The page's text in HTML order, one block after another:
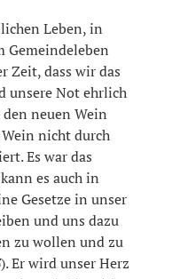
Leben, in
Gemeindeleben
Zeit, dass wir das
unsere Not ehrlich
neuen Wein
nicht durch
Es war das
es auch in
Gesetze in unser
und uns dazu
zu wollen und zu
). Er wird unser Herz